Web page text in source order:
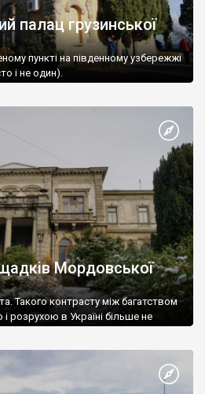
палац грузинської
пункті на південному узбережжі
і не один).
Мордовської
Такого контрасту між багатством
розрухою в Україні більше не